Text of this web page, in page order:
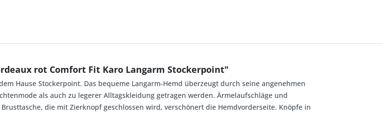
rot Comfort Fit Karo Langarm Stockerpoint"
Hause Stockerpoint. Das bequeme Langarm-Hemd überzeugt durch seine angenehmen
als auch zu legerer Alltagskleidung getragen werden. Ärmelaufschläge und
die mit Zierknopf geschlossen wird, verschönert die Hemdvorderseite. Knöpfe in